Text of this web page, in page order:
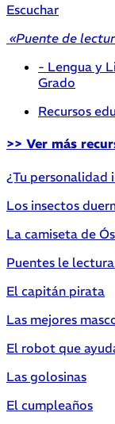
Escuchar
«Puente de
- Lengua y
Grado
Recursos
>> Ver más
¿Tu personalidad
Los insectos
La camiseta de
Puentes le
El capitán pirata
Las mejores
El robot que
Las golosinas
El cumpleaños